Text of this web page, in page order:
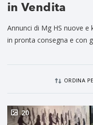
in Vendita
Annunci di Mg HS nuove
in pronta consegna e con
ORDINA
20